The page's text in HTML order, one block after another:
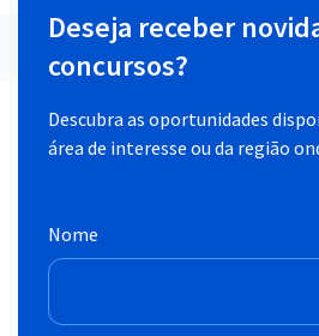
Deseja receber
concursos?
Descubra as oportunidades
área de interesse ou da região
Nome